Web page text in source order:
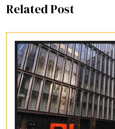
Related Post